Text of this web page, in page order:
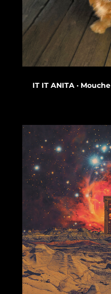
IT IT ANITA · Mouche